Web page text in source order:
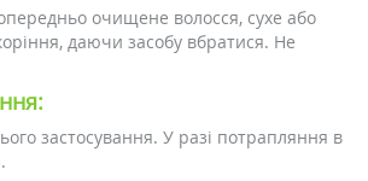
очищене волосся, сухе або
даючи засобу вбратися. Не
застосування. У разі потрапляння в